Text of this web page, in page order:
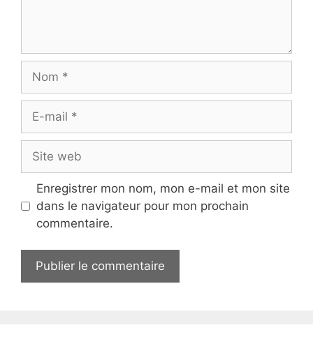
mail
web
Enregistrer mon nom, mon e-mail et mon site
dans le navigateur pour mon prochain
commentaire.